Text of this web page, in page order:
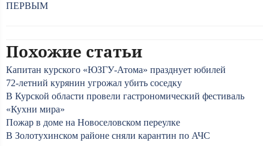
ПЕРВЫМ
Похожие статьи
Капитан курского «ЮЗГУ-Атома» празднует юбилей
72-летний курянин угрожал убить соседку
В Курской области провели гастрономический фестиваль
«Кухни мира»
Пожар в доме на Новоселовском переулке
В Золотухинском районе сняли карантин по АЧС